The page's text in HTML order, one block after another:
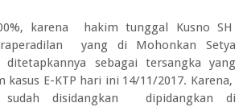
karena hakim tunggal Kusno SH
yang di Mohonkan Setya
sebagai tersangka yang
kasus E-KTP hari ini 14/11/2017. Karena,
sudah disidangkan dipidangkan di